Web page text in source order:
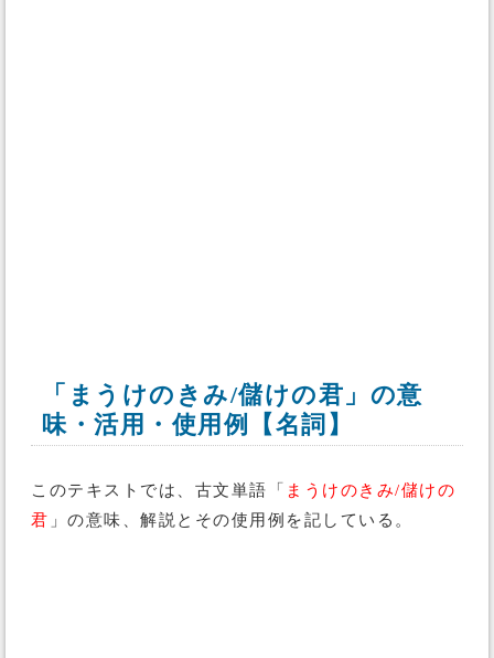
「まうけのきみ/儲けの君」の意
味・活用・使用例【名詞】
このテキストでは、古文単語「 まうけのきみ/儲けの
君 」の意味、解説とその使用例を記している。